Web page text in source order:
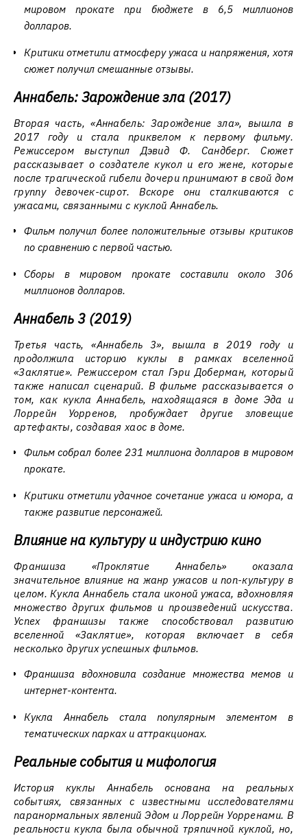
мировом прокате при бюджете в 6,5 миллионов
долларов.
Критики отметили атмосферу ужаса и напряжения, хотя
сюжет получил смешанные отзывы.
Аннабель: Зарождение зла (2017)
Вторая часть, «Аннабель: Зарождение зла», вышла в
2017 году и стала приквелом к первому фильму.
Режиссером выступил Дэвид Ф. Сандберг. Сюжет
рассказывает о создателе кукол и его жене, которые
после трагической гибели дочери принимают в свой дом
группу девочек-сирот. Вскоре они сталкиваются с
ужасами, связанными с куклой Аннабель.
Фильм получил более положительные отзывы критиков
по сравнению с первой частью.
Сборы в мировом прокате составили около 306
миллионов долларов.
Аннабель 3 (2019)
Третья часть, «Аннабель 3», вышла в 2019 году и
продолжила историю куклы в рамках вселенной
«Заклятие». Режиссером стал Гэри Доберман, который
также написал сценарий. В фильме рассказывается о
том, как кукла Аннабель, находящаяся в доме Эда и
Лоррейн Уорренов, пробуждает другие зловещие
артефакты, создавая хаос в доме.
Фильм собрал более 231 миллиона долларов в мировом
прокате.
Критики отметили удачное сочетание ужаса и юмора, а
также развитие персонажей.
Влияние на культуру и индустрию кино
Франшиза «Проклятие Аннабель» оказала
значительное влияние на жанр ужасов и поп-культуру в
целом. Кукла Аннабель стала иконой ужаса, вдохновляя
множество других фильмов и произведений искусства.
Успех франшизы также способствовал развитию
вселенной «Заклятие», которая включает в себя
несколько других успешных фильмов.
Франшиза вдохновила создание множества мемов и
интернет-контента.
Кукла Аннабель стала популярным элементом в
тематических парках и аттракционах.
Реальные события и мифология
История куклы Аннабель основана на реальных
событиях, связанных с известными исследователями
паранормальных явлений Эдом и Лоррейн Уорренами. В
реальности кукла была обычной тряпичной куклой, но,